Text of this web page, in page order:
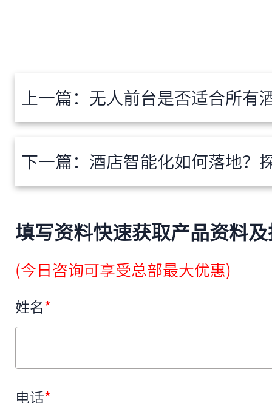
上一篇： 无人前台是否适合所有酒
下一篇： 酒店智能化如何落地？探索智能
填写资料快速获取产品资料
(今日咨询可享受总部最大优惠)
姓名*
电话*